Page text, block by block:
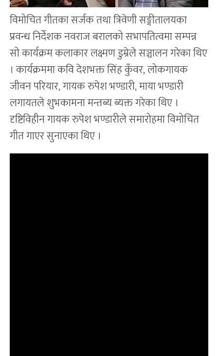
विमोचित गीतका सर्जक तथा त्रिवेणी सङ्गीतालयका
प्रवन्ध निर्देशक नवराज बरालको सभापतित्वमा सम्पन्न
सो कार्यक्रम कलाकार लक्ष्मण डुम्रेले सञ्चालन गरेका थिए
। कार्यक्रममा कवि देशभक्त सिंह कुँवर, लोकगायक
जीवन परियार, गायक रुपेश भण्डारी, माया भण्डारी
लगायतले शुभकामना मन्तब्य ब्यक्त गरेका थिए ।
दृष्टिविहीन गायक रुपेश भण्डारीले समारोहमा विमोचित
गीत गाएर सुनाएका थिए ।